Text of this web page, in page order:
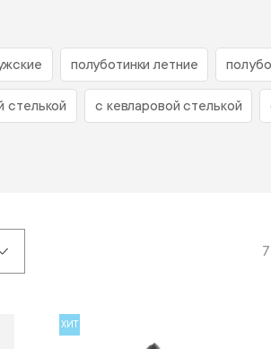
полуботинки летние
стелькой с кевларовой стелькой
ХИТ